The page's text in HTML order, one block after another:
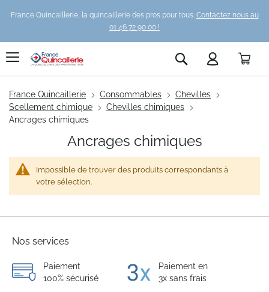
France Quincaillerie, la quincaillerie des pros pour tous. Contactez nous au
01 46 72 90 00 !
Rechercher
France Quincaillerie Consommables
Chevilles
Scellement chimique
Chevilles chimiques
Ancrages chimiques
Ancrages chimiques
Impossible de trouver des produits correspondants à
votre sélection.
Nos services
Paiement
100% sécurisé
Paiement en
3x sans frais